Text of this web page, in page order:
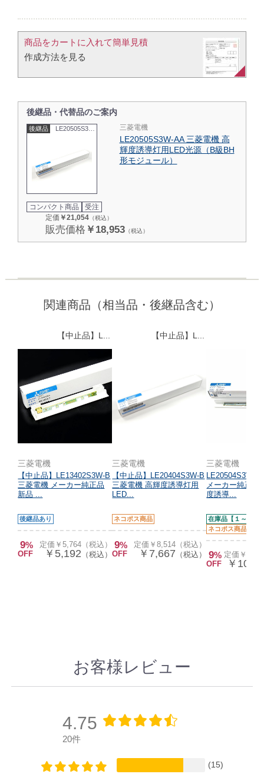
商品をカートに入れて簡単見積​
作成方法を見る​​
後継品・代替品のご案内
後継品 三菱電機
LE20505S3W-AA 三菱電機 高
輝度誘導灯用LED光源（B級BH
形モジュール）
コンパクト商品
受注
定価 ￥21,054 （税込）
販売価格 ￥18,953 （税込）
関連商品（相当品・後継品含む）
【中止品】L...
三菱電機
【中止品】LE13402S3W-B
三菱電機 メーカー純正品
新品 ...
後継品あり
9%
OFF
定価￥5,764（税込）
￥5,192 （税込）
【中止品】L...
三菱電機
【中止品】LE20404S3W-B
三菱電機 高輝度誘導灯用
LED...
ネコポス商品
9%
OFF
定価￥8,514（税込）
￥7,667 （税込）
三菱電機
LE20504S3W-
メーカー純正品
度誘導...
在庫品【１～２営
ネコポス商品
9%
OFF
定価￥
￥
お客様レビュー
4.75
20件
(15)